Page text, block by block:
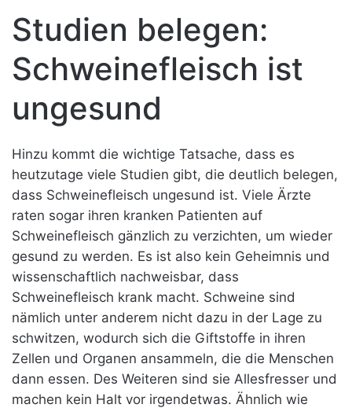
Studien belegen:
Schweinefleisch ist
ungesund
Hinzu kommt die wichtige Tatsache, dass es
heutzutage viele Studien gibt, die deutlich belegen,
dass Schweinefleisch ungesund ist. Viele Ärzte
raten sogar ihren kranken Patienten auf
Schweinefleisch gänzlich zu verzichten, um wieder
gesund zu werden. Es ist also kein Geheimnis und
wissenschaftlich nachweisbar, dass
Schweinefleisch krank macht. Schweine sind
nämlich unter anderem nicht dazu in der Lage zu
schwitzen, wodurch sich die Giftstoffe in ihren
Zellen und Organen ansammeln, die die Menschen
dann essen. Des Weiteren sind sie Allesfresser und
machen kein Halt vor irgendetwas. Ähnlich wie